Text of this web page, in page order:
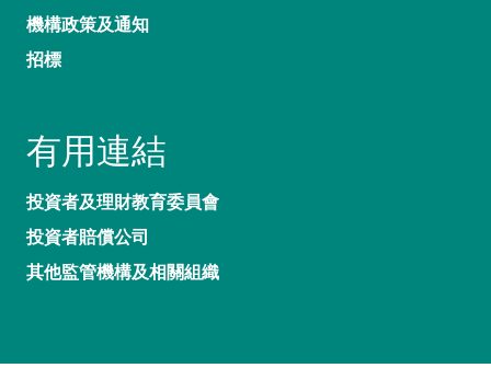
機構政策及通知
招標
有用連結
投資者及理財教育委員會
投資者賠償公司
其他監管機構及相關組織